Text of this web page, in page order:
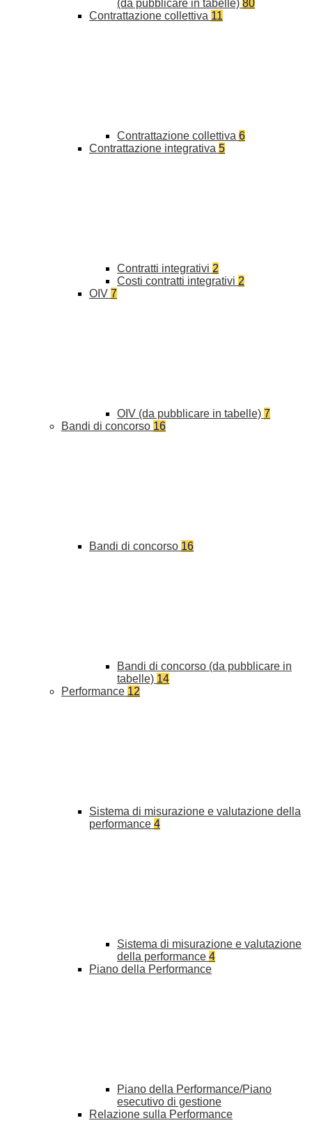
(da pubblicare in tabelle) 80
Contrattazione collettiva 11
Contrattazione collettiva 6
Contrattazione integrativa 5
Contratti integrativi 2
Costi contratti integrativi 2
OIV 7
OIV (da pubblicare in tabelle) 7
Bandi di concorso 16
Bandi di concorso 16
Bandi di concorso (da pubblicare in
tabelle) 14
Performance 12
Sistema di misurazione e valutazione della
performance 4
Sistema di misurazione e valutazione
della performance 4
Piano della Performance
Piano della Performance/Piano
esecutivo di gestione
Relazione sulla Performance